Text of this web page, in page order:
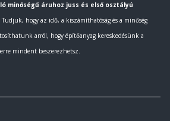
minőségű áruhoz juss és első osztályú
Tudjuk, hogy az idő, a kiszámíthatóság és a minőség
arról, hogy építőanyag kereskedésünk a
mindent beszerezhetsz.